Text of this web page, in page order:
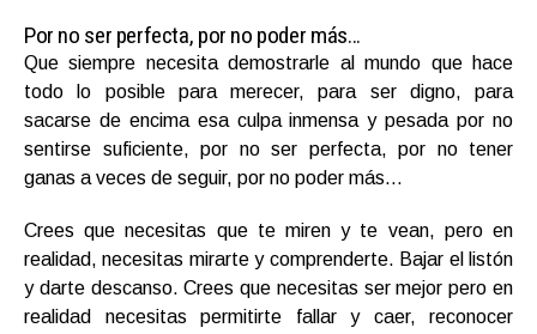
Por no ser perfecta, por no poder más…
Que siempre necesita demostrarle al mundo que hace
todo lo posible para merecer, para ser digno, para
sacarse de encima esa culpa inmensa y pesada por no
sentirse suficiente, por no ser perfecta, por no tener
ganas a veces de seguir, por no poder más…
Crees que necesitas que te miren y te vean, pero en
realidad, necesitas mirarte y comprenderte. Bajar el listón
y darte descanso. Crees que necesitas ser mejor pero en
realidad necesitas permitirte fallar y caer, reconocer